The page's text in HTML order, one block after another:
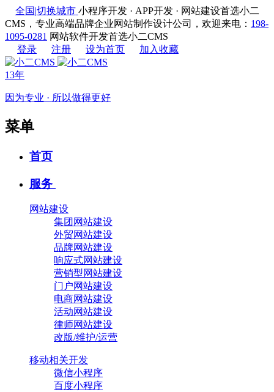
全国|切换城市 小程序开发 · APP开发 · 网站建设首选小二
CMS，专业高端品牌企业网站制作设计公司，欢迎来电： 198-
1095-0281 网站软件开发首选小二CMS
登录
注册 设为首页 加入收藏
13年
因为专业 · 所以做得更好
菜单
首页
服务
网站建设
集团网站建设
外贸网站建设
品牌网站建设
响应式网站建设
营销型网站建设
门户网站建设
电商网站建设
活动网站建设
律师网站建设
改版/维护/运营
移动相关开发
微信小程序
百度小程序